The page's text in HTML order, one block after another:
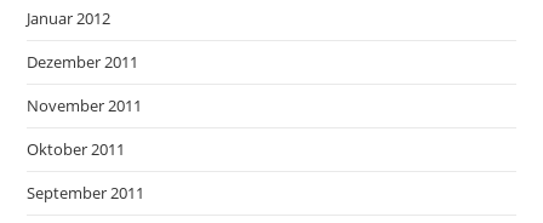
Januar 2012
Dezember 2011
November 2011
Oktober 2011
September 2011